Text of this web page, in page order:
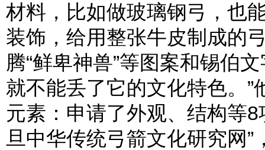
材料，比如做玻璃钢弓，也
装饰，给用整张牛皮制成的
腾“鲜卑神兽”等图案和锡伯
就不能丢了它的文化特色。
元素：申请了外观、结构等
旦中华传统弓箭文化研究网